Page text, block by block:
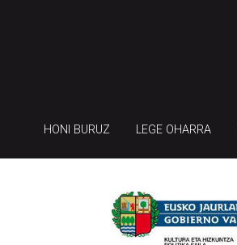
HONI BURUZ LEGE OHARRA